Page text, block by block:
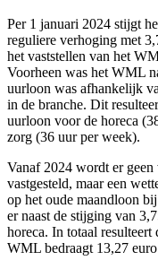
Per 1 januari 2024 stijgt
reguliere verhoging met
het vaststellen van het
Voorheen was het WML
uurloon was afhankelijk
in de branche. Dit
uurloon voor de horeca
zorg (36 uur per week).
Vanaf 2024 wordt er
vastgesteld, maar een
op het oude maandloon
er naast de stijging van
horeca. In totaal
WML bedraagt 13,27